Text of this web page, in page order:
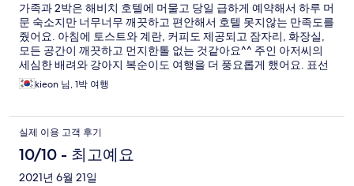
가족과 2박은 해비치 호텔에 머물고 당일 급하게 예약해서 하루 머
문 숙소지만 너무너무 깨끗하고 편안해서 호텔 못지않는 만족도를
줬어요. 아침에 토스트와 계란, 커피도 제공되고 잠자리, 화장실,
모든 공간이 깨끗하고 먼지한톨 없는 것같아요^^ 주인 아저씨의
세심한 배려와 강아지 복순이도 여행을 더 풍요롭게 했어요. 표선
해수욕장도 가깝고 바로 나가면 해안도로라 산책하기도 너무 좋습
니다. 깨끗하고 조용하고, 해수욕장이 가까운.. 진정한 제주도를
kieon 님, 1박 여행
실제 이용 고객 후기
10/10 - 최고예요
2021년 6월 21일